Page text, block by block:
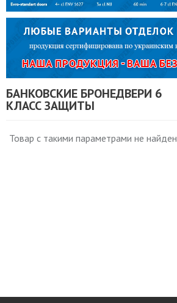
БАНКОВСКИЕ БРОНЕДВЕРИ 6
КЛАСС ЗАЩИТЫ
Товар с такими параметрами не найден